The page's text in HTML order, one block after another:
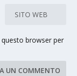
browser per